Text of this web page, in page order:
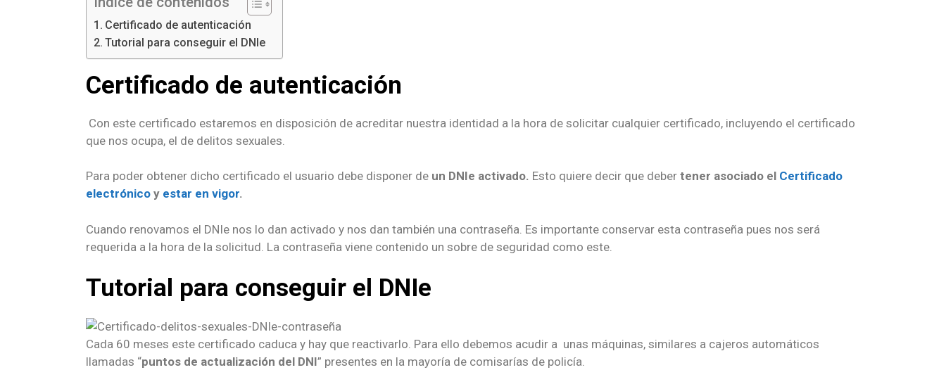
Certificado de autenticación
Tutorial para conseguir el DNIe
Certificado de autenticación
Con este certificado estaremos en disposición de acreditar nuestra identidad a la hora de solicitar cualquier certificado, incluyendo el certificado
que nos ocupa, el de delitos sexuales.
Para poder obtener dicho certificado el usuario debe disponer de un DNIe activado. Esto quiere decir que deber tener asociado el Certificado
electrónico y estar en vigor.
Cuando renovamos el DNIe nos lo dan activado y nos dan también una contraseña. Es importante conservar esta contraseña pues nos será
requerida a la hora de la solicitud. La contraseña viene contenido un sobre de seguridad como este.
Tutorial para conseguir el DNIe
Cada 60 meses este certificado caduca y hay que reactivarlo. Para ello debemos acudir a unas máquinas, similares a cajeros automáticos
llamadas “puntos de actualización del DNI” presentes en la mayoría de comisarías de policía.